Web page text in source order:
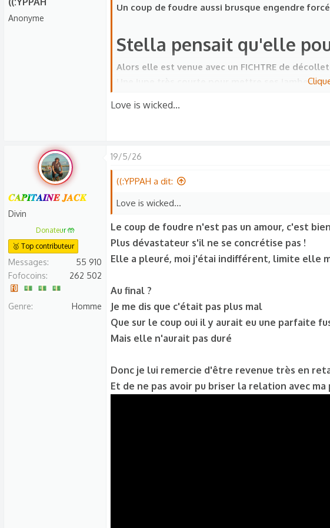
Anonyme
Un coup de foudre aussi brusque engendre
Stella pensait qu'elle
Alors elle est venue avec un FICHTRE de
Une jupe très courte pour mettre ses jambes en
Et une coupe de cheveux MAMAN !
Même si c'était un carré d'as, elle pouvait aller
Love is wicked...
𝑪𝑨𝑷𝑰𝑻𝑨𝑰𝑵𝑬 𝑱𝑨𝑪𝑲
Divin
Donateur 🤲
🥇 Top contributeur
Messages
55 910
Fofocoins
262 502
Genre Homme
19/5/26
((:YPPAH a dit:
Love is wicked...
Le coup de foudre n'est pas un amour, c'est
Plus dévastateur s'il ne se concrétise pas !
Elle a pleuré, moi j'étai indifférent, limite elle
Au final ?
Je me dis que c'était pas plus mal
Que sur le coup oui il y aurait eu une parfaite
Mais elle n'aurait pas duré
Donc je lui remercie d'être revenue très en
Et de ne pas avoir pu briser la relation avec